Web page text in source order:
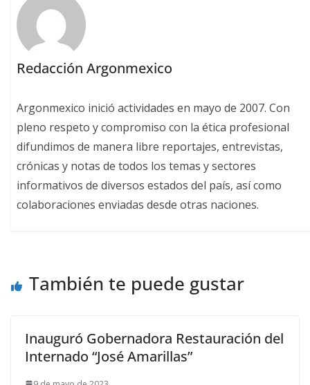
Redacción Argonmexico
Argonmexico inició actividades en mayo de 2007. Con
pleno respeto y compromiso con la ética profesional
difundimos de manera libre reportajes, entrevistas,
crónicas y notas de todos los temas y sectores
informativos de diversos estados del país, así como
colaboraciones enviadas desde otras naciones.
También te puede gustar
Inauguró Gobernadora Restauración del
Internado “José Amarillas”